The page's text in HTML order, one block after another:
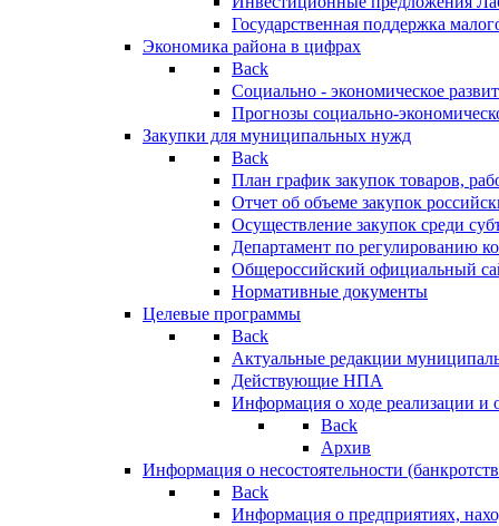
Государственная поддержка
Экономика района в цифрах
Back
Социально - экономическое
Прогнозы социально-
Закупки для муниципальных нужд
Back
План график закупок товаров,
Отчет об объеме закупок
Осуществление закупок среди
Департамент по регулированию
Общероссийский официальный
Нормативные документы
Целевые программы
Back
Актуальные редакции
Действующие НПА
Информация о ходе реализации
Back
Архив
Информация о несостоятельности
Back
Информация о предприятиях,